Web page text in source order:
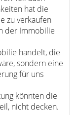
hat die
zu verkaufen
der Immobilie
handelt, die
sondern eine
für uns
könnten die
nicht decken.